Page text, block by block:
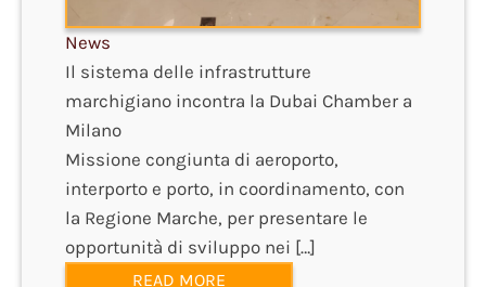
News
Il sistema delle infrastrutture
marchigiano incontra la Dubai Chamber a
Milano
Missione congiunta di aeroporto,
interporto e porto, in coordinamento, con
la Regione Marche, per presentare le
opportunità di sviluppo nei […]
READ MORE